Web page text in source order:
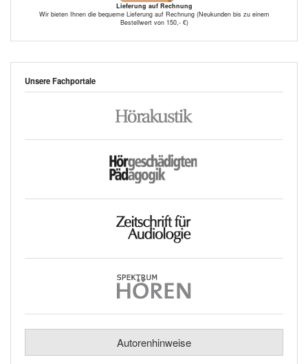
Lieferung auf Rechnung
Wir bieten Ihnen die bequeme Lieferung auf Rechnung (Neukunden bis zu einem
Bestellwert von 150,- €)
Unsere Fachportale
Autorenhinweise